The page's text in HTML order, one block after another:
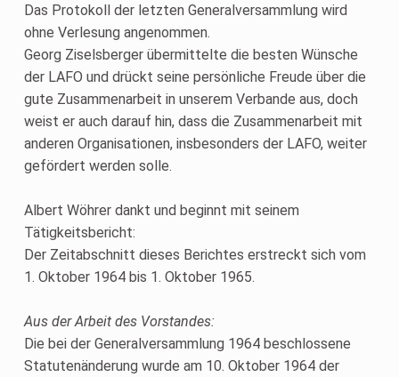
Das Protokoll der letzten Generalversammlung wird
ohne Verlesung angenommen.
Georg Ziselsberger übermittelte die besten Wünsche
der LAFO und drückt seine persönliche Freude über die
gute Zusammenarbeit in unserem Verbande aus, doch
weist er auch darauf hin, dass die Zusammenarbeit mit
anderen Organisationen, insbesonders der LAFO, weiter
gefördert werden solle.
Albert Wöhrer dankt und beginnt mit seinem
Tätigkeitsbericht:
Der Zeitabschnitt dieses Berichtes erstreckt sich vom
1. Oktober 1964 bis 1. Oktober 1965.
Aus der Arbeit des Vorstandes:
Die bei der Generalversammlung 1964 beschlossene
Statutenänderung wurde am 10. Oktober 1964 der